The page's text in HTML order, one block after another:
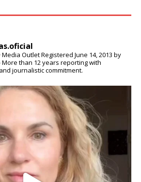
OutletRegistered June 14, 2013 by
More than 12 years reporting with
journalistic commitment.